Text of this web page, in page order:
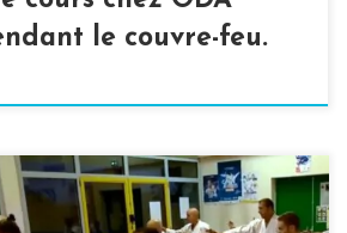
le couvre-feu.